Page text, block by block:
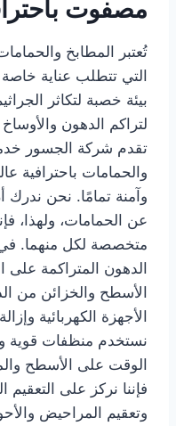
مصفوت
تُعتبر المطابخ
التي تتطلب عناية
بيئة خصبة لتكاثر
لتراكم الدهون
تقدم شركة الجسور
والحمامات باحترافية
وآمنة تمامًا. نحن ندرك
عن الحمامات، ولهذا،
متخصصة لكل منهما. في
الدهون المتراكمة على
الأسطح والخزائن من
الأجهزة الكهربائية
نستخدم منظفات قوية
الوقت على الأسطح
فإننا نركز على
وتعقيم المراحيض